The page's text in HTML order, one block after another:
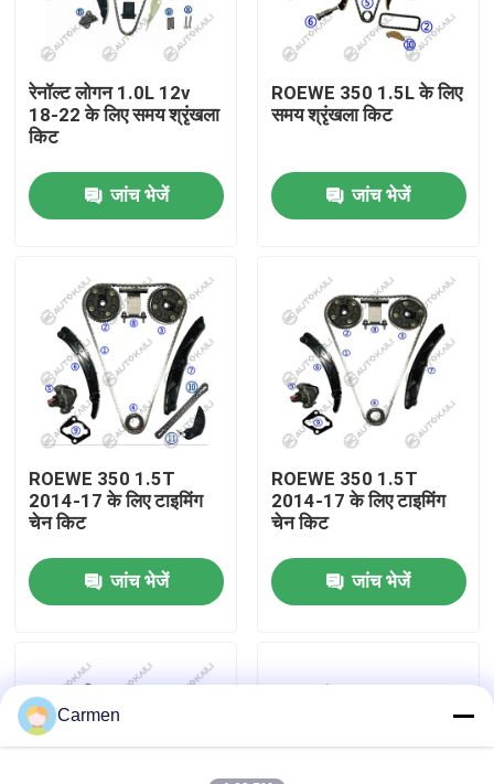
घर
उत्पाद
विडियो
हमारे बारे में
कारखाने का दौरा
गुणवत्ता नियंत्रण
हमसे संपर्क करें
बोली मांगें
रेनॉल्ट लोगन 1.0L 12v
18-22 के लिए समय श्रृंखला
किट
जांच भेजें
ROEWE 350 1.5L के लिए
समय श्रृंखला किट
जांच भेजें
ROEWE 350 1.5T
2014-17 के लिए टाइमिंग
चेन किट
जांच भेजें
ROEWE 350 1.5T
2014-17 के लिए टाइमिंग
चेन किट
जांच भेजें
Carmen